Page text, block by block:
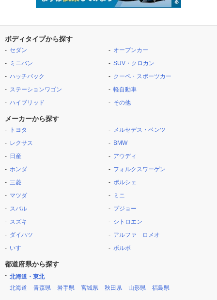
ボディタイプから探す
セダン
ミニバン
ハッチバック
ステーションワゴン
ハイブリッド
オープンカー
SUV・クロカン
クーペ・スポーツカー
軽自動車
その他
メーカーから探す
トヨタ
レクサス
日産
ホンダ
三菱
マツダ
スバル
スズキ
ダイハツ
いすゞ
メルセデス・ベンツ
BMW
アウディ
フォルクスワーゲン
ポルシェ
ミニ
プジョー
シトロエン
アルファ ロメオ
ボルボ
都道府県から探す
北海道・東北
北海道
青森県 岩手県 宮城県 秋田県 山形県 福島県